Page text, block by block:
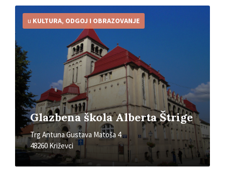
Glazbena škola Alberta Štrige
Trg Antuna Gustava Matoša 4
48260 Križevci
u KULTURA, ODGOJ I OBRAZOVANJE
Detaljnije